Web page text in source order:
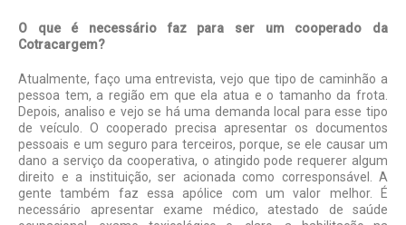
O que é necessário faz para ser um cooperado da
Cotracargem?
Atualmente, faço uma entrevista, vejo que tipo de caminhão a
pessoa tem, a região em que ela atua e o tamanho da frota.
Depois, analiso e vejo se há uma demanda local para esse tipo
de veículo. O cooperado precisa apresentar os documentos
pessoais e um seguro para terceiros, porque, se ele causar um
dano a serviço da cooperativa, o atingido pode requerer algum
direito e a instituição, ser acionada como corresponsável. A
gente também faz essa apólice com um valor melhor. É
necessário apresentar exame médico, atestado de saúde